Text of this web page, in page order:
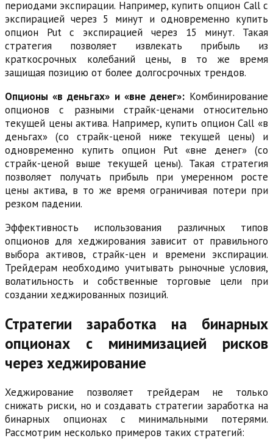
периодами экспирации. Например, купить опцион Call с
экспирацией через 5 минут и одновременно купить
опцион Put с экспирацией через 15 минут. Такая
стратегия позволяет извлекать прибыль из
краткосрочных колебаний цены, в то же время
защищая позицию от более долгосрочных трендов.
Опционы «в деньгах» и «вне денег»:Комбинирование
опционов с разными страйк-ценами относительно
текущей цены актива. Например, купить опцион Call «в
деньгах» (со страйк-ценой ниже текущей цены) и
одновременно купить опцион Put «вне денег» (со
страйк-ценой выше текущей цены). Такая стратегия
позволяет получать прибыль при умеренном росте
цены актива, в то же время ограничивая потери при
резком падении.
Эффективность использования различных типов
опционов для хеджирования зависит от правильного
выбора активов, страйк-цен и времени экспирации.
Трейдерам необходимо учитывать рыночные условия,
волатильность и собственные торговые цели при
создании хеджированных позиций.
Стратегии заработка на бинарных
опционах с минимизацией рисков
через хеджирование
Хеджирование позволяет трейдерам не только
снижать риски, но и создавать стратегии заработка на
бинарных опционах с минимальными потерями.
Рассмотрим несколько примеров таких стратегий: